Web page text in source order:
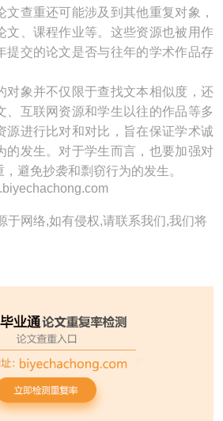
文查重还可能涉及到其他重复对象，
文、课程作业等。这些资源也被用作
提交的论文是否与往年的学术作品存
对象并不仅限于查找文本相似度，还
、互联网资源和学生以往的作品等多
源进行比对和对比，旨在保证学术诚
的发生。对于学生而言，也要加强对
避免抄袭和剽窃行为的发生。
于网络,如有侵权,请联系我们,我们将